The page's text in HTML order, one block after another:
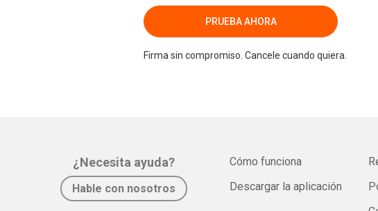
PRUEBA AHORA
Firma sin compromiso. Cancele cuando quiera.
¿Necesita ayuda?
Hable con nosotros
Cómo funciona
Descargar la aplicación